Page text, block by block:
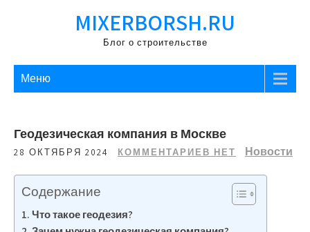
MIXERBORSH.RU
Блог о строительстве
Меню
Геодезическая компания в Москве
28 ОКТЯБРЯ 2024 КОММЕНТАРИЕВ НЕТ Новости
Содержание
Что такое геодезия?